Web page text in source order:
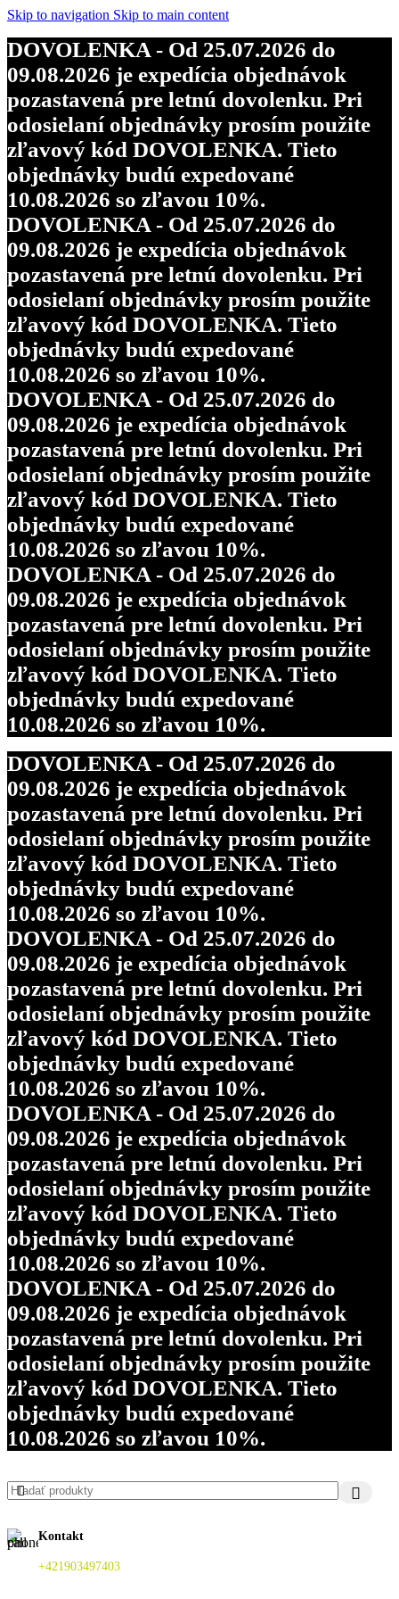
Skip to navigation Skip to main content
10.08.2026 so zľavou 10%.
DOVOLENKA - Od 25.07.2026 do
09.08.2026 je expedícia objednávok
pozastavená pre letnú dovolenku. Pri
odosielaní objednávky prosím použite
zľavový kód DOVOLENKA. Tieto
objednávky budú expedované
10.08.2026 so zľavou 10%.
DOVOLENKA - Od 25.07.2026 do
09.08.2026 je expedícia objednávok
pozastavená pre letnú dovolenku. Pri
odosielaní objednávky prosím použite
zľavový kód DOVOLENKA. Tieto
objednávky budú expedované
10.08.2026 so zľavou 10%.
DOVOLENKA - Od 25.07.2026 do
09.08.2026 je expedícia objednávok
pozastavená pre letnú dovolenku. Pri
odosielaní objednávky prosím použite
zľavový kód DOVOLENKA. Tieto
objednávky budú expedované
10.08.2026 so zľavou 10%.
DOVOLENKA - Od 25.07.2026 do
09.08.2026 je expedícia objednávok
pozastavená pre letnú dovolenku. Pri
odosielaní objednávky prosím použite
zľavový kód DOVOLENKA. Tieto
objednávky budú expedované
10.08.2026 so zľavou 10%.
DOVOLENKA - Od 25.07.2026 do
09.08.2026 je expedícia objednávok
pozastavená pre letnú dovolenku. Pri
odosielaní objednávky prosím použite
zľavový kód DOVOLENKA. Tieto
objednávky budú expedované
10.08.2026 so zľavou 10%.
DOVOLENKA - Od 25.07.2026 do
09.08.2026 je expedícia objednávok
pozastavená pre letnú dovolenku. Pri
odosielaní objednávky prosím použite
zľavový kód DOVOLENKA. Tieto
objednávky budú expedované
10.08.2026 so zľavou 10%.
DOVOLENKA - Od 25.07.2026 do
09.08.2026 je expedícia objednávok
pozastavená pre letnú dovolenku. Pri
odosielaní objednávky prosím použite
zľavový kód DOVOLENKA. Tieto
objednávky budú expedované
10.08.2026 so zľavou 10%.
DOVOLENKA - Od 25.07.2026 do
09.08.2026 je expedícia objednávok
pozastavená pre letnú dovolenku. Pri
odosielaní objednávky prosím použite
zľavový kód DOVOLENKA. Tieto
objednávky budú expedované
10.08.2026 so zľavou 10%.
DOVOLENKA - Od 25.07.2026 do
09.08.2026 je expedícia objednávok
pozastavená pre letnú dovolenku. Pri
odosielaní objednávky prosím použite
zľavový kód DOVOLENKA. Tieto
objednávky budú expedované
10.08.2026 so zľavou 10%.
DOVOLENKA - Od 25.07.2026 do
09.08.2026 je expedícia objednávok
pozastavená pre letnú dovolenku. Pri
odosielaní objednávky prosím použite
zľavový kód DOVOLENKA. Tieto
objednávky budú expedované
10.08.2026 so zľavou 10%.
Kontakt
+421903497403